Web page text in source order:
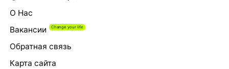
О Нас
Вакансии
Обратная связь
Карта сайта